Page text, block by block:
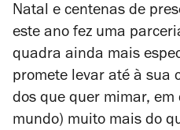
Natal e centenas de
este ano fez uma
quadra ainda mais
promete levar até à sua
dos que quer mimar,
mundo) muito mais do